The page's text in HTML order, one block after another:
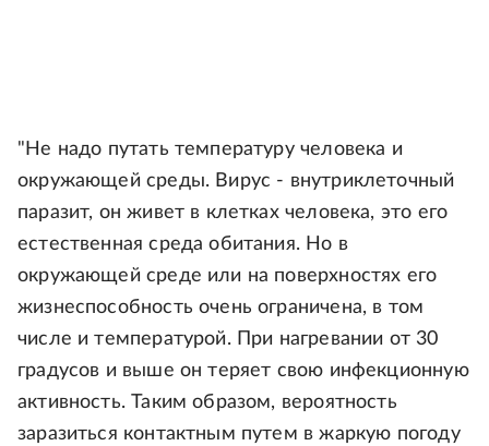
"Не надо путать температуру человека и
окружающей среды. Вирус - внутриклеточный
паразит, он живет в клетках человека, это его
естественная среда обитания. Но в
окружающей среде или на поверхностях его
жизнеспособность очень ограничена, в том
числе и температурой. При нагревании от 30
градусов и выше он теряет свою инфекционную
активность. Таким образом, вероятность
заразиться контактным путем в жаркую погоду